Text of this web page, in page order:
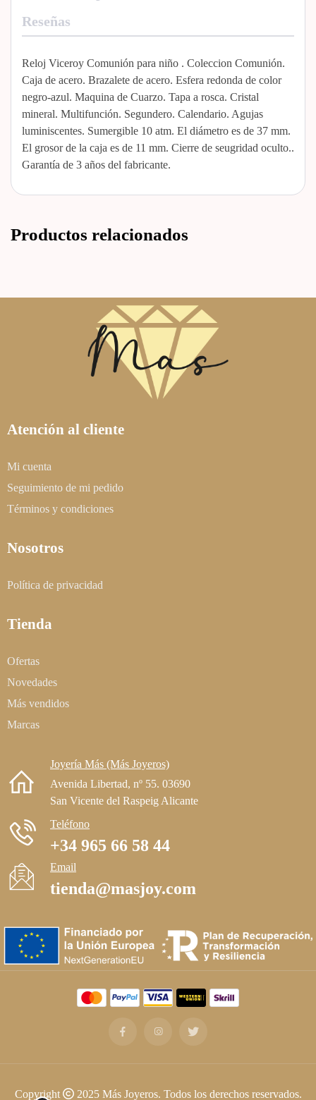
Reseñas
Reloj Viceroy Comunión para niño . Coleccion Comunión.
Caja de acero. Brazalete de acero. Esfera redonda de color
negro-azul. Maquina de Cuarzo. Tapa a rosca. Cristal
mineral. Multifunción. Segundero. Calendario. Agujas
luminiscentes. Sumergible 10 atm. El diámetro es de 37 mm.
El grosor de la caja es de 11 mm. Cierre de seugridad oculto..
Garantía de 3 años del fabricante.
Productos relacionados
Atención al cliente
Mi cuenta
Seguimiento de mi pedido
Términos y condiciones
Nosotros
Política de privacidad
Tienda
Ofertas
Novedades
Más vendidos
Marcas
Joyería Más (Más Joyeros)
Avenida Libertad, nº 55. 03690
San Vicente del Raspeig Alicante
Teléfono
+34 965 66 58 44
Email
tienda@masjoy.com
Copyright © 2025 Más Joyeros. Todos los derechos reservados.